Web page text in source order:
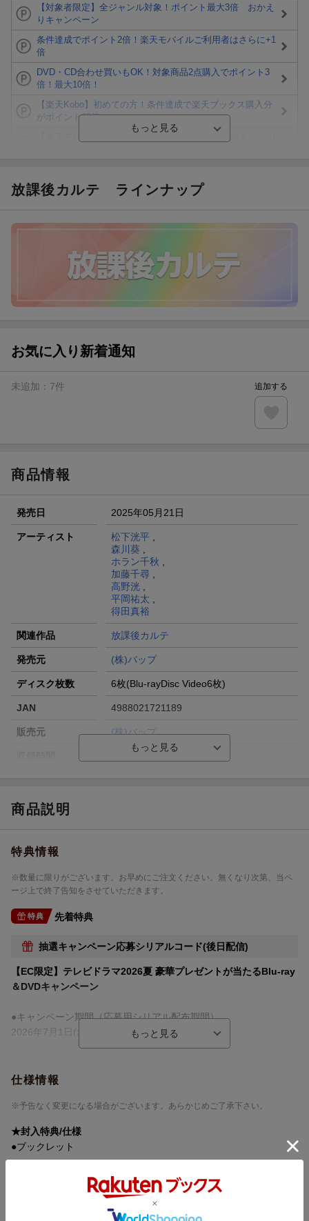
【対象者限定】全ジャンル対象！ポイント最大3倍 おかえ
りキャンペーン
条件達成でポイント2倍！楽天モバイルご利用者はさらに+1
倍
DVD・CD合わせ買いもOK！対象商品2点購入でポイント3
倍！最大10倍！
【楽天Kobo】初めての方！条件達成で楽天ブックス購入分
がポイント20倍
ト山分け
エントリー＆3,000円以上購入で無料データSIM（3GB/月プ
ラン）が当たる！
放課後カルテ ラインナップ
お気に入り新着通知
未追加： 7件 追加する
商品情報
発売日 2025年05月21日
アーティスト 松下洸平,
森川葵
ホラン千秋
加藤千尋
高野洸,
平岡祐太
得田真裕
関連作品 放課後カルテ
発売元 (株)バップ
ディスク枚数 6枚(Blu-rayDisc Video6枚)
JAN 4988021721189
販売元 (株)バップ
画面サイズ
言語
音声方式 リニアPCMステレオ(オリジナル音声方式)
制作国
洋題 HOUKAGO KARTE BLU-RAY BOX
商品説明
特典情報
※数量に限りがございます。お早めにご注文ください。無くなり次第、当ペ
ージ上で終了告知をさせていただきます。
特典 先着特典
抽選キャンペーン応募シリアルコード(後日配信)
【EC限定】テレビドラマ2026夏 豪華プレゼントが当たるBlu-ray
＆DVDキャンペーン
●キャンペーン期間（応募用シリアル配布期間）
2026年7月1日(水)0:00〜2026年9月23日(水)23:59
●キャンペーンサイト応募期間
ト！！
商品1つにつき、抽選応募できるシリアルコード1つを先着でお渡
しいたします。シリアルコードは無くなり次第配布終了となりま
シリアルコードを用いて専用のwebサイトから応募いただきます
と、抽選で当選者の方に豪華賞品をプレゼントさせていただきま
す。必要事項をご入力の上、キャンペーンにご応募下さい。
仕様情報
※予告なく変更になる場合がございます。あらかじめご了承下さい。
★封入特典/仕様
●ブックレット
・配信限定コンテンツ